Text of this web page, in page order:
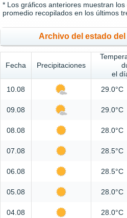
* Los gráficos anteriores muestran
promedio recopilados en los últimos
Archivo del estado
Fecha Precipitaciones
el
10.08
29.0°C
09.08 29.0°C
08.08 28.0°C
07.08 28.5°C
06.08 28.5°C
05.08 28.0°C
04.08 28.0°C